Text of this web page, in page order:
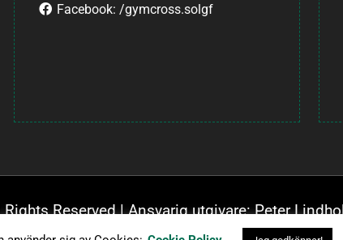
Facebook: /gymcross.solgf
Reserved | Ansvarig utgivare: Peter